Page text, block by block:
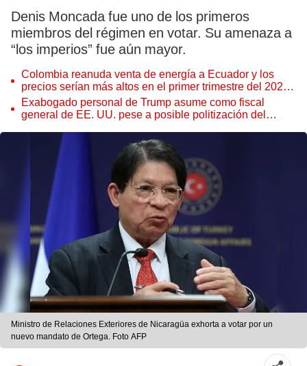
Denis Moncada fue uno de los primeros
miembros del régimen en votar. Su amenaza a
“los imperios” fue aún mayor.
Colombia reanuda venta de energía a Ecuador y los
precios serían más altos en el primer trimestre del 2027,
según Cenace
Exabogado personal de Trump asume como fiscal
general de EE. UU. pese a posible politización del
Ministro de Relaciones Exteriores de Nicaragüa exhorta a votar por un
nuevo mandato de Ortega. Foto AFP